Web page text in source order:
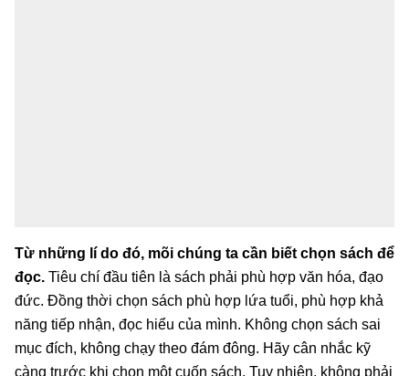
Từ những lí do đó, mõi chúng ta cần biết chọn sách để
đọc. Tiêu chí đầu tiên là sách phải phù hợp văn hóa, đạo
đức. Đồng thời chọn sách phù hợp lứa tuổi, phù hợp khả
năng tiếp nhận, đọc hiểu của mình. Không chọn sách sai
mục đích, không chạy theo đám đông. Hãy cân nhắc kỹ
càng trước khi chọn một cuốn sách. Tuy nhiên, không phải